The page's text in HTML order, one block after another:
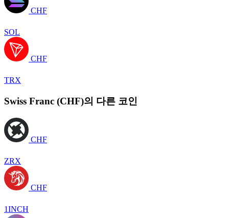
CHF
SOL
CHF
TRX
Swiss Franc (CHF)의 다른 코인
CHF
ZRX
CHF
1INCH